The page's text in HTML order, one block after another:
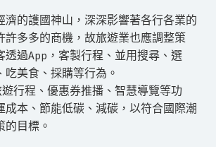
濟的護國神山，深深影響著各行各業的
許多多的商機，故旅遊業也應調整策
透過App，客製行程、並用搜尋、選
美食、採購等行為。
行程、優惠券推播、智慧導覽等功
成本、節能低碳、減碳，以符合國際潮
的目標。